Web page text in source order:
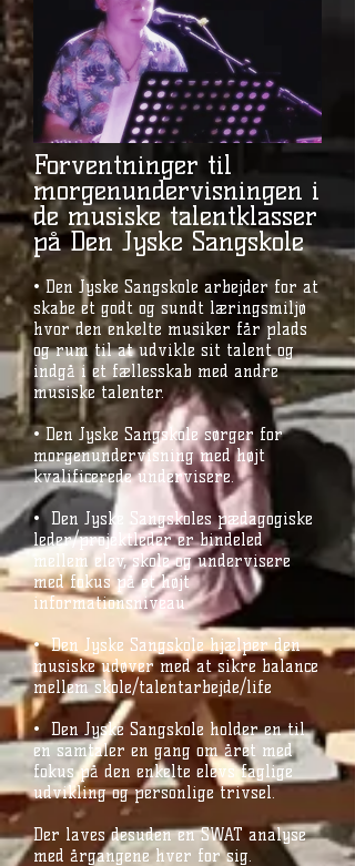
Forventninger til
morgenundervisningen i
de musiske talentklasser
på Den Jyske Sangskole
• Den Jyske Sangskole arbejder for at
skabe et godt og sundt læringsmiljø
hvor den enkelte musiker får plads
og rum til at udvikle sit talent og
indgå i et fællesskab med andre
musiske talenter.
• Den Jyske Sangskole sørger for
morgenundervisning med højt
kvalificerede undervisere.
• Den Jyske Sangskoles pædagogiske
leder/projektleder er bindeled
mellem elev, skole og undervisere
med fokus på et højt
informationsniveau
• Den Jyske Sangskole hjælper den
musiske udøver med at sikre balance
mellem skole/talentarbejde/life
• Den Jyske Sangskole holder en til
en samtaler en gang om året med
fokus på den enkelte elevs faglige
udvikling og personlige trivsel.
Der laves desuden en SWAT analyse
med årgangene hver for sig.